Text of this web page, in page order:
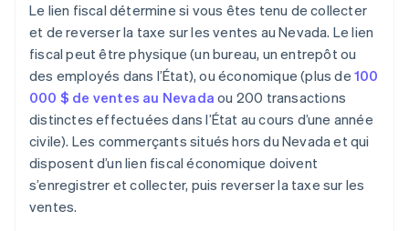
Le lien fiscal détermine si vous êtes tenu de collecter
et de reverser la taxe sur les ventes au Nevada. Le lien
fiscal peut être physique (un bureau, un entrepôt ou
des employés dans l’État), ou économique (plus de100
000 $ de ventes au Nevada ou 200 transactions
distinctes effectuées dans l’État au cours d’une année
civile). Les commerçants situés hors du Nevada et qui
disposent d’un lien fiscal économique doivent
s’enregistrer et collecter, puis reverser la taxe sur les
ventes.